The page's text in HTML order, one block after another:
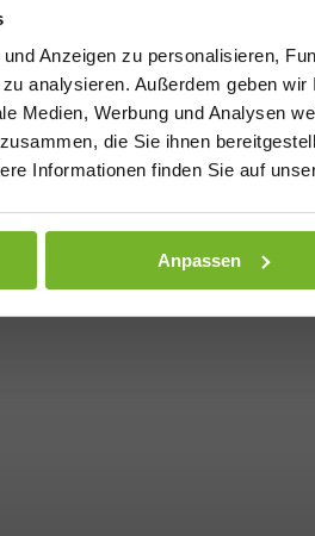
Anzeigen zu personalisieren,
analysieren. Außerdem geben
Medien, Werbung und Analysen
die Sie ihnen
Informationen finden Sie auf
Anpassen